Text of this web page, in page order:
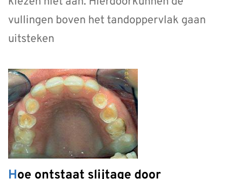
vullingen boven het tandoppervlak gaan
uitsteken
Hoe ontstaat slijtage door